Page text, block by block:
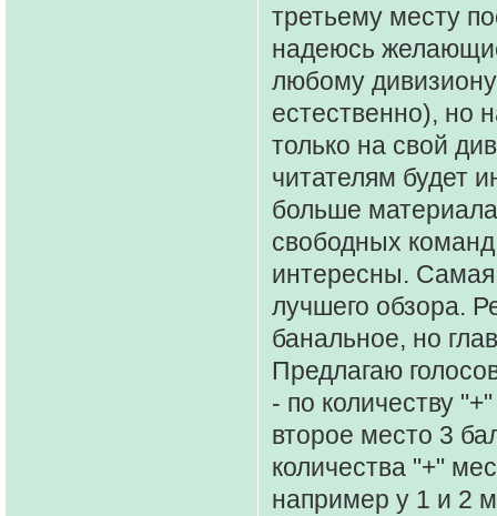
третьему месту
надеюсь
любому
естественно), но
только на свой
читателям будет
больше
свободных
интересны. Самая
лучшего обзора.
банальное, но
Предлагаю
- по количеству
второе место 3
количества "+"
например у 1 и 2